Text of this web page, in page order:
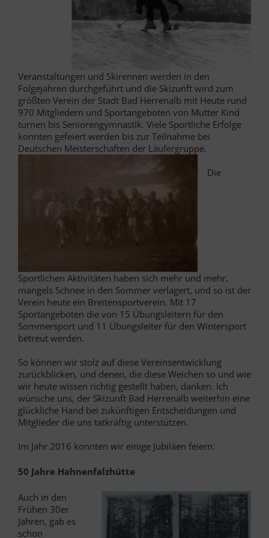
Veranstaltungen und Skirennen werden in den
Folgejahren durchgeführt und die Skizunft wird zum
größten Verein der Stadt Bad Herrenalb mit Heute rund
970 Mitgliedern und Sportangeboten von Mutter Kind
turnen bis Seniorengymnastik. Viele Sportliche Erfolge
konnten gefeiert werden bis zur Teilnahme bei
Deutschen Meisterschaften der Läufergruppe.
Die
Sportlichen Aktivitäten haben sich mehr und mehr,
mangels Schnee in den Sommer verlagert, und so ist der
Verein heute ein Breitensportverein. Mit 17
Sportangeboten die von 15 Übungsleitern für den
Sommersport und 11 Übungsleiter für den Wintersport
betreut werden.
So können wir stolz auf diese Vereinsentwicklung
zurückblicken, und denen, die diese Weichen so und wie
wir heute wissen richtig gestellt haben, danken. Ich
wünsche uns, der Skizunft Bad Herrenalb weiterhin eine
glückliche Hand bei zukünftigen Entscheidungen und
Mitglieder die uns tatkräftig unterstützen.
Im Jahr 2016 konnten wir einige Jubiläen feiern:
50 Jahre Hahnenfalzhütte
Auch in den
Frühen 30er
Jahren, gab es
schon